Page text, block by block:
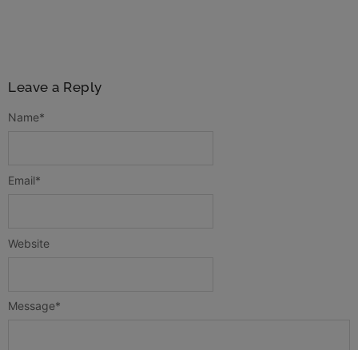
Leave a Reply
Message*
Name*
Email*
Website